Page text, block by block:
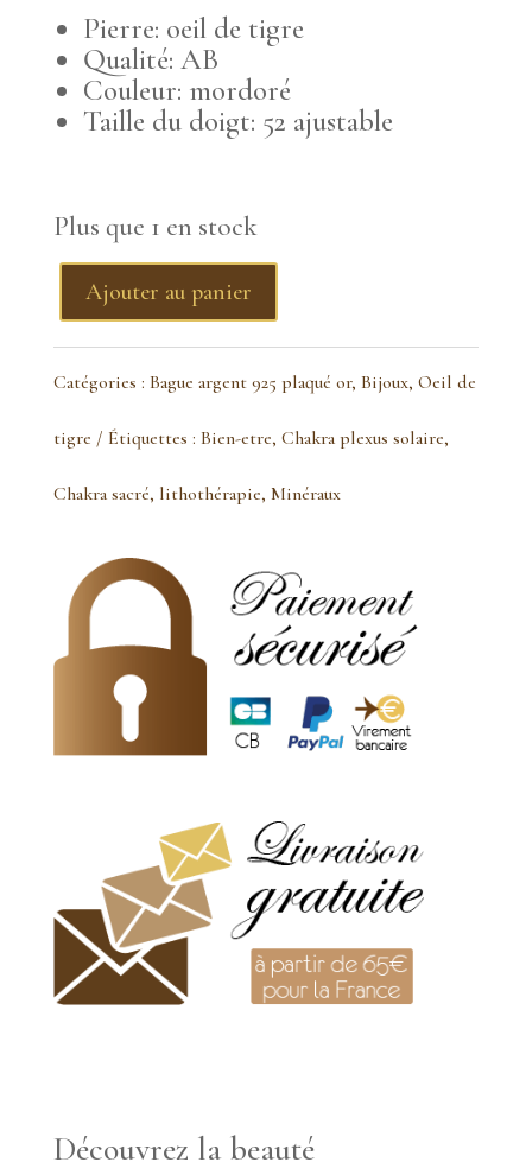
Pierre: oeil de tigre
Qualité: AB
Couleur: mordoré
Taille du doigt: 52 ajustable
Plus que 1 en stock
quantité
de
bague
oeil
tigre
goutte
Ajouter au panier
Catégories : Bague argent 925 plaqué or, Bijoux, Oeil de
tigre Étiquettes : Bien-etre, Chakra plexus solaire,
Chakra sacré, lithothérapie, Minéraux
Découvrez la beauté